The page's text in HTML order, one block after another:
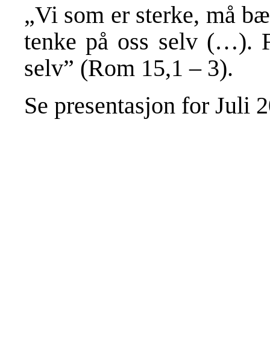
„Vi som er sterke, må
tenke på oss selv (…).
selv” (Rom 15,1 – 3).
Se presentasjon for Juli